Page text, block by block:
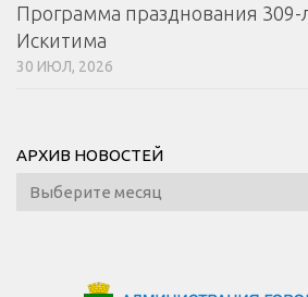
Программа празднования 309-
Искитима
30 ИЮЛ, 2026
АРХИВ НОВОСТЕЙ
Архив
новостей